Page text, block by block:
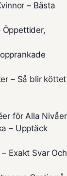
– Bästa
Öppettider,
– Så blir köttet
för Alla Nivåer
– Upptäck
Exakt Svar Och